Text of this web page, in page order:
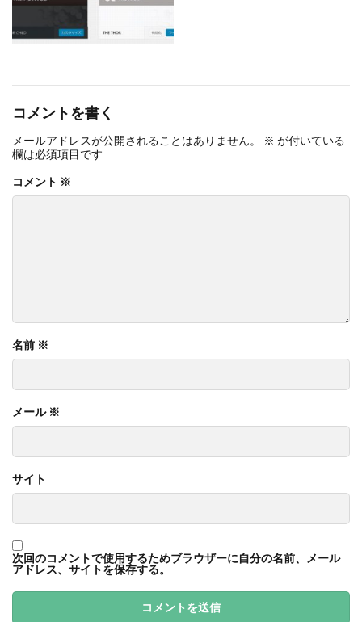
コメントを書く
メールアドレスが公開されることはありません。 ※ が付いている
欄は必須項目です
コメント ※
名前 ※
メール ※
サイト
次回のコメントで使用するためブラウザーに自分の名前、メール
アドレス、サイトを保存する。